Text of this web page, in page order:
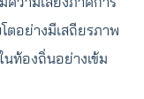
ตอย่างมีเสถียรภาพ
ท้องถิ่นอย่างเข้ม